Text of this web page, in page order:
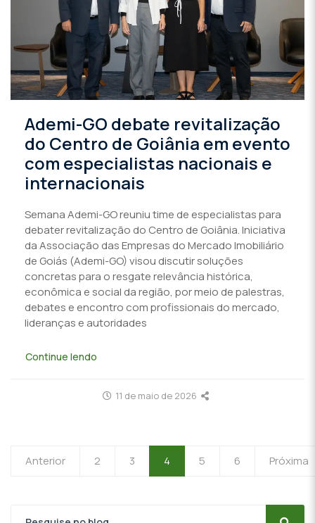
Ademi-GO debate revitalização
do Centro de Goiânia em evento
com especialistas nacionais e
internacionais
Semana Ademi-GO reuniu time de especialistas para
debater revitalização do Centro de Goiânia. Iniciativa
da Associação das Empresas do Mercado Imobiliário
de Goiás (Ademi-GO) visou discutir soluções
concretas para o resgate relevância histórica,
econômica e social da região, por meio de palestras,
debates e encontro com profissionais do mercado,
lideranças e autoridades
Continue lendo
11 de maio de 2026
Anterior 2 3 4 5 6 Próxima